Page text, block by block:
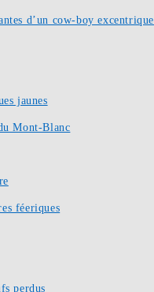
d’un cow-boy excentrique
jaunes
Mont-Blanc
féeriques
perdus